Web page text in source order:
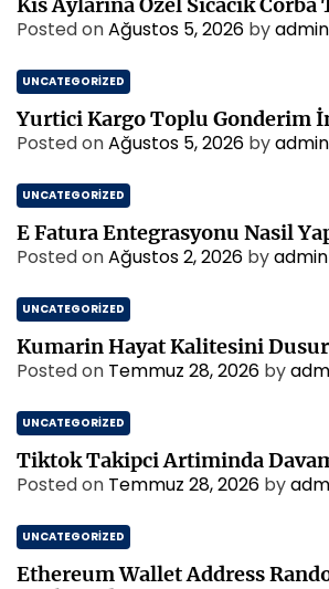
Posted onAğustos 5, 2026 byadmin
UNCATEGORIZED
Yurtici Kargo Toplu Gonderim
Posted onAğustos 5, 2026 byadmin
UNCATEGORIZED
E Fatura Entegrasyonu Nasil
Posted onAğustos 2, 2026 byadmin
UNCATEGORIZED
Kumarin Hayat Kalitesini
Posted on Temmuz 28, 2026 by
UNCATEGORIZED
Tiktok Takipci Artiminda
Posted on Temmuz 28, 2026 by
UNCATEGORIZED
Ethereum Wallet Address